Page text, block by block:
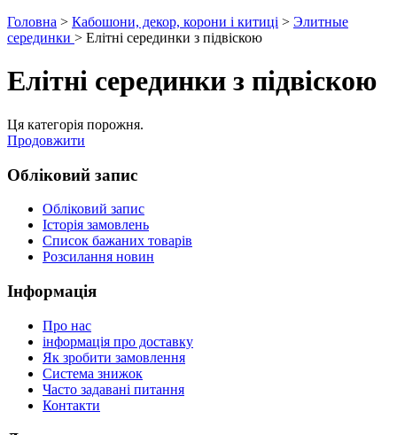
Головна > Кабошони, декор, корони і китиці > Элитные
серединки > Елітні серединки з підвіскою
Елітні серединки з підвіскою
Ця категорія порожня.
Продовжити
Обліковий запис
Обліковий запис
Історія замовлень
Список бажаних товарів
Розсилання новин
Інформація
Про нас
інформація про доставку
Як зробити замовлення
Система знижок
Часто задавані питання
Контакти